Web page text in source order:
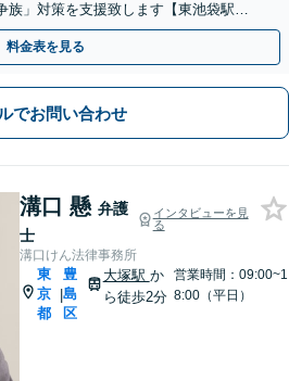
族」対策を支援致します【東池袋駅2
料金表を見る
でお問い合わせ
溝口 懸 弁護
士
インタビューを見
る
溝口けん法律事務所
東
京
都
|
豊
島
区
大塚駅 か
ら徒歩2分
営業時間：09:00~1
8:00（平日）